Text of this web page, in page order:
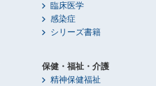
臨床医学
感染症
シリーズ書籍
保健・福祉・介護
精神保健福祉